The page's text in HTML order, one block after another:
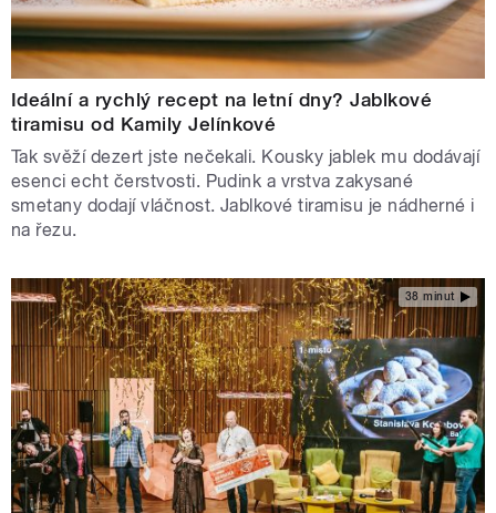
Ideální a rychlý recept na letní dny? Jablkové
tiramisu od Kamily Jelínkové
Tak svěží dezert jste nečekali. Kousky jablek mu dodávají
esenci echt čerstvosti. Pudink a vrstva zakysané
smetany dodají vláčnost. Jablkové tiramisu je nádherné i
na řezu.
38 minut